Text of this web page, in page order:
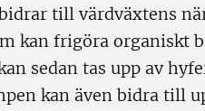
till värdväxtens
kan frigöra organiskt
sedan tas upp av
kan även bidra till